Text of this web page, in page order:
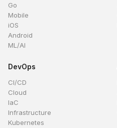
Go
Mobile
iOS
Android
ML/AI
DevOps
CI/CD
Cloud
IaC
Infrastructure
Kubernetes